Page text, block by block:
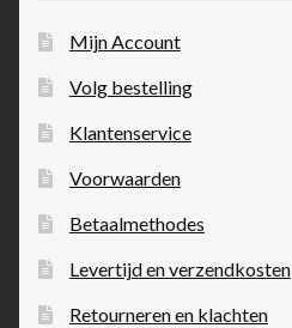
Mijn Account
Volg bestelling
Klantenservice
Voorwaarden
Betaalmethodes
Levertijd en verzendkosten
Retourneren en klachten